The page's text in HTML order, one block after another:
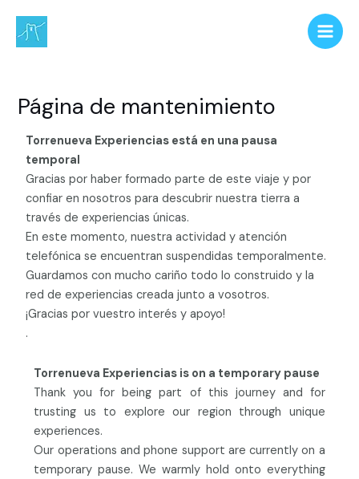
contenido
Main
Página de mantenimiento
Torrenueva Experiencias está en una pausa
temporal
Gracias por haber formado parte de este viaje y por
confiar en nosotros para descubrir nuestra tierra a
través de experiencias únicas.
En este momento, nuestra actividad y atención
telefónica se encuentran suspendidas temporalmente.
Guardamos con mucho cariño todo lo construido y la
red de experiencias creada junto a vosotros.
¡Gracias por vuestro interés y apoyo!
.
Torrenueva Experiencias is on a temporary pause
Thank you for being part of this journey and for
trusting us to explore our region through unique
experiences.
Our operations and phone support are currently on a
temporary pause. We warmly hold onto everything